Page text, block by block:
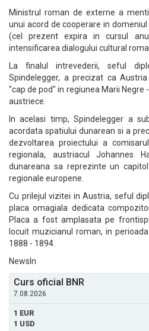
Ministrul roman de externe a
unui acord de cooperare in
(cel prezent expira in cursul
intensificarea dialogului cultural
La finalul intrevederii, seful
Spindelegger, a precizat ca
"cap de pod" in regiunea Marii
austriece.
In acelasi timp, Spindelegger a
acordata spatiului dunarean si a
dezvoltarea proiectului a
regionala, austriacul Johannes
dunareana sa reprezinte un
regionale europene.
Cu prilejul vizitei in Austria, seful
placa omagiala dedicata
Placa a fost amplasata pe
locuit muzicianul roman, in
1888 - 1894.
NewsIn
Curs oficial BNR
7.08.2026
1 EUR
1 USD